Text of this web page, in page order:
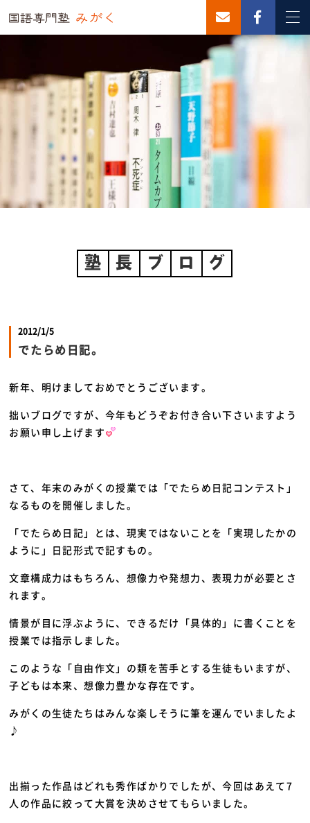
塾 長 ブ ロ グ
2012/1/5
でたらめ日記。
新年、明けましておめでとうございます。
拙いブログですが、今年もどうぞお付き合い下さいますよう
お願い申し上げます
さて、年末のみがくの授業では「でたらめ日記コンテスト」
なるものを開催しました。
「でたらめ日記」とは、現実ではないことを「実現したかの
ように」日記形式で記すもの。
文章構成力はもちろん、想像力や発想力、表現力が必要とさ
れます。
情景が目に浮ぶように、できるだけ「具体的」に書くことを
授業では指示しました。
このような「自由作文」の類を苦手とする生徒もいますが、
子どもは本来、想像力豊かな存在です。
みがくの生徒たちはみんな楽しそうに筆を運んでいましたよ
♪
出揃った作品はどれも秀作ばかりでしたが、今回はあえて7
人の作品に絞って大賞を決めさせてもらいました。